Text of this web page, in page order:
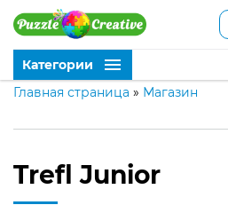
Категории
Главная страница » Магазин
Trefl Junior